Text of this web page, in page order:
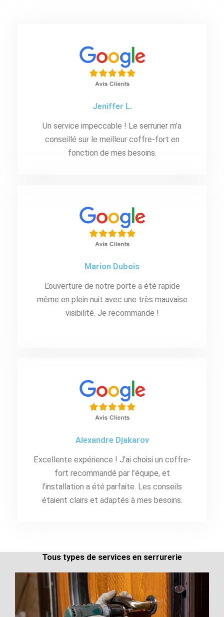
Jeniffer L.
Un service impeccable ! Le serrurier m’a
conseillé sur le meilleur coffre-fort en
fonction de mes besoins.
Marion Dubois
L’ouverture de notre porte a été rapide
même en plein nuit avec une très mauvaise
visibilité. Je recommande !
Alexandre Djakarov
Excellente expérience ! J’ai choisi un coffre-
fort recommandé par l’équipe, et
l’installation a été parfaite. Les conseils
étaient clairs et adaptés à mes besoins.
Tous types de services en serrurerie